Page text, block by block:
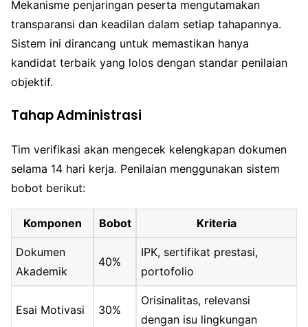
Mekanisme penjaringan peserta mengutamakan
transparansi dan keadilan dalam setiap tahapannya.
Sistem ini dirancang untuk memastikan hanya
kandidat terbaik yang lolos dengan standar penilaian
objektif.
Tahap Administrasi
Tim verifikasi akan mengecek kelengkapan dokumen
selama 14 hari kerja. Penilaian menggunakan sistem
bobot berikut:
Komponen Bobot Kriteria
Dokumen
Akademik
40%
IPK, sertifikat prestasi,
portofolio
Esai Motivasi 30%
Orisinalitas, relevansi
dengan isu lingkungan